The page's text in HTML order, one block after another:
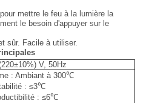
mettre le feu à la lumière la
le besoin d'appuyer sur le
sûr. Facile à utiliser.
V, 50Hz
: Ambiant à 300℃
: ≤3℃
: ≤6℃